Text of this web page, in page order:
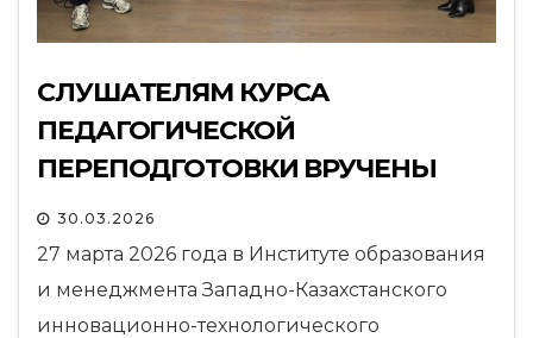
СЛУШАТЕЛЯМ КУРСА
ПЕДАГОГИЧЕСКОЙ
ПЕРЕПОДГОТОВКИ ВРУЧЕНЫ
СЕРТИФИКАТЫ
30.03.2026
27 марта 2026 года в Институте образования
и менеджмента Западно-Казахстанского
инновационно-технологического